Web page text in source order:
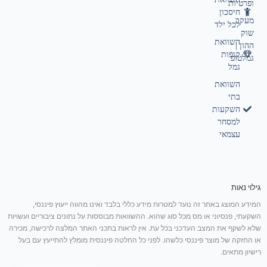
חיסכון
לכל ילד
השוואת
קופות
גמל
השוואת
בתי
השקעות
למסחר
עצמאי
ופרטיות
מעקב
שוק
ההון |
גמלטופ
גילוי נאות
המידע המוצג באתר זה נועד למטרות מידע כללי בלבד ואינו מהווה ייעוץ פיננסי,
השקעתי, פנסיוני או מס מכל סוג שהוא. ההשוואות מבוססות על נתונים ציבוריים ועשויות
שלא לשקף את המצב העדכני בכל עת. אין לראות בתכני האתר המלצה לרכישה, מכירה
או החזקה של מוצר פיננסי כלשהו. לפני כל החלטה פיננסית מומלץ להתייעץ עם בעל
רישיון מתאים.